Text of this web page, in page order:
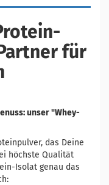
für
unser "Whey-
das Deine
höchste Qualität
Isolat genau das